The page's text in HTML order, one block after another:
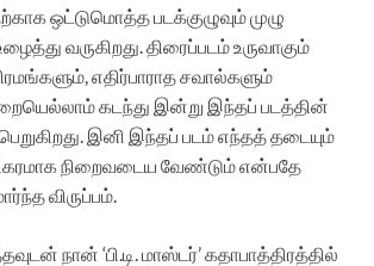
ஒட்டுமொத்த படக்குழுவும் முழு
வருகிறது. திரைப்படம் உருவாகும்
எதிர்பாராத சவால்களும்
கடந்து இன்று இந்தப் படத்தின்
இனி இந்தப் படம் எந்தத் தடையும்
நிறைவடைய வேண்டும் என்பதே
விருப்பம்.
நான் ‘பி.டி. மாஸ்டர்’ கதாபாத்திரத்தில்